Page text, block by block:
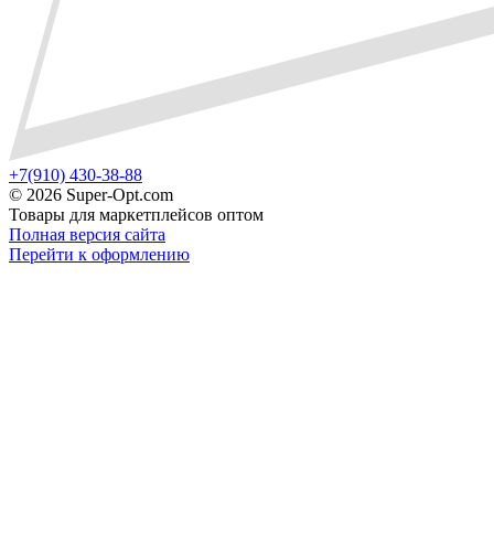
+7(910) 430-38-88
© 2026 Super-Opt.com
Товары для маркетплейсов оптом
Полная версия сайта
Перейти к оформлению